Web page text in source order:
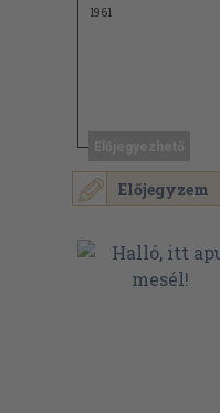
Előjegyzem
1961